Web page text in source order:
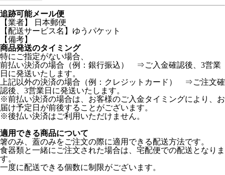
追跡可能メール便
【業者】 日本郵便
【配送サービス名】ゆうパケット
【備考】
商品発送のタイミング
特にご指定がない場合、
前払い決済の場合（例：銀行振込） ⇒ご入金確認後、3営業
日に発送いたします。
上記以外の決済の場合（例：クレジットカード） ⇒ご注文確
認後、3営業日に発送いたします。
※前払い決済の場合は、お客様のご入金タイミングにより、お
届け予定日が前後することがございます。
※後払い決済はご利用いただけません。
適用できる商品について
箸のみ、蓋のみをご注文の際に適用できる配送方法です。
食器類と一緒にご注文された場合は、宅配便での配送となりま
す。
一度に配送できる個数に制限がございます。